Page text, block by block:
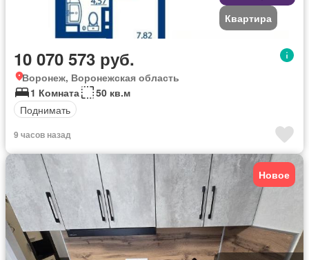
Квартира
10 070 573 руб.
Воронеж, Воронежская область
1 Комната
50 кв.м
Поднимать
9 часов назад
Новое